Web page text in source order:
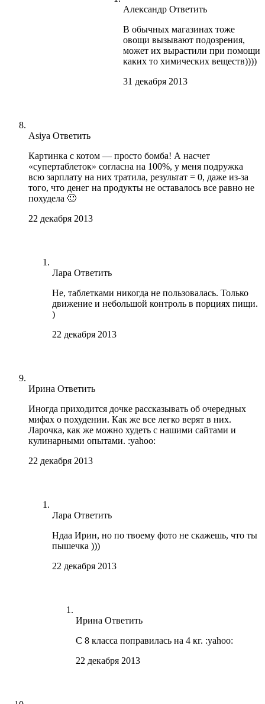
Александр Ответить
В обычных магазинах тоже
овощи вызывают подозрения,
может их вырастили при помощи
каких то химических веществ))))
31 декабря 2013
Asiya Ответить
Картинка с котом — просто бомба! А насчет
«супертаблеток» согласна на 100%, у меня подружка
всю зарплату на них тратила, результат = 0, даже из-за
того, что денег на продукты не оставалось все равно не
похудела 🙂
22 декабря 2013
Лара Ответить
Не, таблетками никогда не пользовалась. Только
движение и небольшой контроль в порциях пищи.
)
22 декабря 2013
Ирина Ответить
Иногда приходится дочке рассказывать об очередных
мифах о похудении. Как же все легко верят в них.
Ларочка, как же можно худеть с нашими сайтами и
кулинарными опытами. :yahoo:
22 декабря 2013
Лара Ответить
Ндаа Ирин, но по твоему фото не скажешь, что ты
пышечка )))
22 декабря 2013
Ирина Ответить
С 8 класса поправилась на 4 кг. :yahoo:
22 декабря 2013